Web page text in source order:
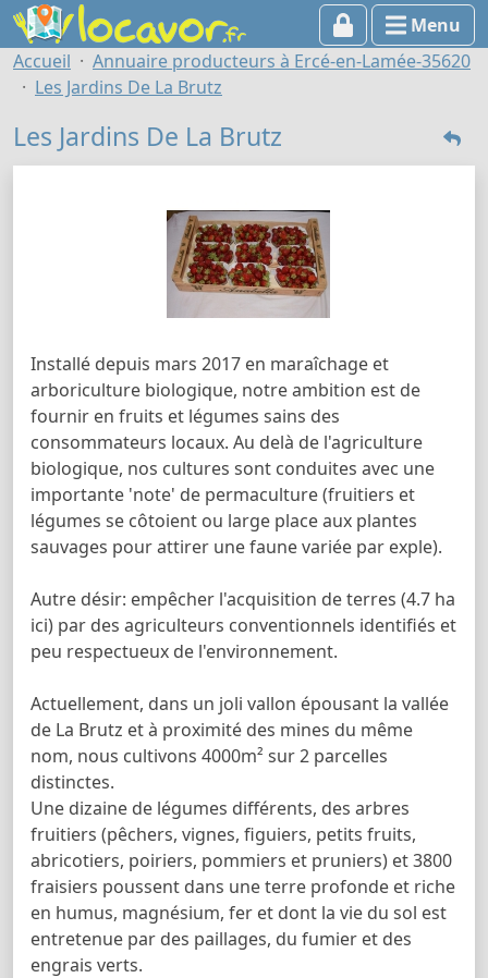
Menu
Accueil
Annuaire producteurs à Ercé-en-Lamée-35620
Les Jardins De La Brutz
Les Jardins De La Brutz
Installé depuis mars 2017 en maraîchage et
arboriculture biologique, notre ambition est de
fournir en fruits et légumes sains des
consommateurs locaux. Au delà de l'agriculture
biologique, nos cultures sont conduites avec une
importante 'note' de permaculture (fruitiers et
légumes se côtoient ou large place aux plantes
sauvages pour attirer une faune variée par exple).
Autre désir: empêcher l'acquisition de terres (4.7 ha
ici) par des agriculteurs conventionnels identifiés et
peu respectueux de l'environnement.
Actuellement, dans un joli vallon épousant la vallée
de La Brutz et à proximité des mines du même
nom, nous cultivons 4000m² sur 2 parcelles
distinctes.
Une dizaine de légumes différents, des arbres
fruitiers (pêchers, vignes, figuiers, petits fruits,
abricotiers, poiriers, pommiers et pruniers) et 3800
fraisiers poussent dans une terre profonde et riche
en humus, magnésium, fer et dont la vie du sol est
entretenue par des paillages, du fumier et des
engrais verts.